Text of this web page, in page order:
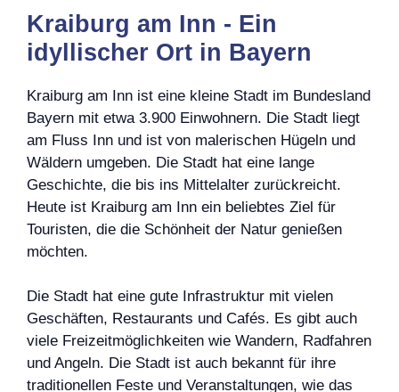
Kraiburg am Inn - Ein
idyllischer Ort in Bayern
Kraiburg am Inn ist eine kleine Stadt im Bundesland
Bayern mit etwa 3.900 Einwohnern. Die Stadt liegt
am Fluss Inn und ist von malerischen Hügeln und
Wäldern umgeben. Die Stadt hat eine lange
Geschichte, die bis ins Mittelalter zurückreicht.
Heute ist Kraiburg am Inn ein beliebtes Ziel für
Touristen, die die Schönheit der Natur genießen
möchten.
Die Stadt hat eine gute Infrastruktur mit vielen
Geschäften, Restaurants und Cafés. Es gibt auch
viele Freizeitmöglichkeiten wie Wandern, Radfahren
und Angeln. Die Stadt ist auch bekannt für ihre
traditionellen Feste und Veranstaltungen, wie das